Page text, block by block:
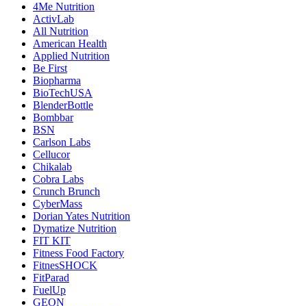
4Me Nutrition
ActivLab
All Nutrition
American Health
Applied Nutrition
Be First
Biopharma
BioTechUSA
BlenderBottle
Bombbar
BSN
Carlson Labs
Cellucor
Chikalab
Cobra Labs
Crunch Brunch
CyberMass
Dorian Yates Nutrition
Dymatize Nutrition
FIT KIT
Fitness Food Factory
FitnesSHOCK
FitParad
FuelUp
GEON